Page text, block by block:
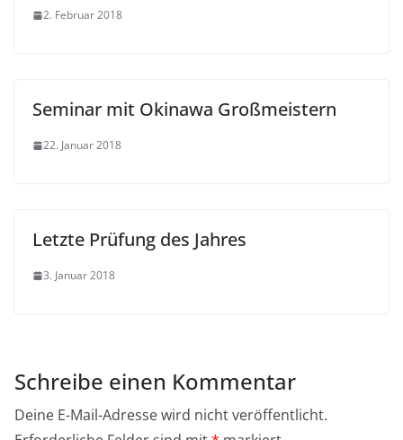
2. Februar 2018
Seminar mit Okinawa Großmeistern
22. Januar 2018
Letzte Prüfung des Jahres
3. Januar 2018
Schreibe einen Kommentar
Deine E-Mail-Adresse wird nicht veröffentlicht.